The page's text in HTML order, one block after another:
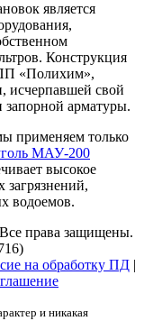
является
Конструкция
«Полихим»,
исчерпавшей свой
запорной арматуры.
применяем только
МАУ-200
высокое
загрязнений,
водоемов.
права защищены.
на обработку ПД |
и никакая